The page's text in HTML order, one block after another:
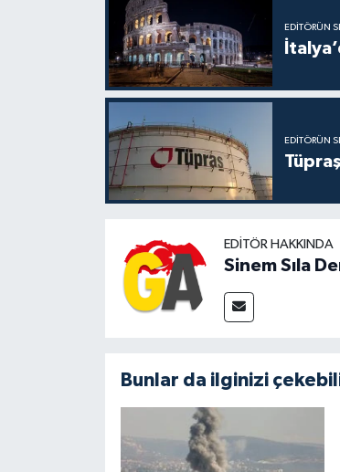
EDITÖRÜN
EDITÖRÜN
EDITÖR HAKKINDA
Sinem Sıla
Bunlar da ilginizi